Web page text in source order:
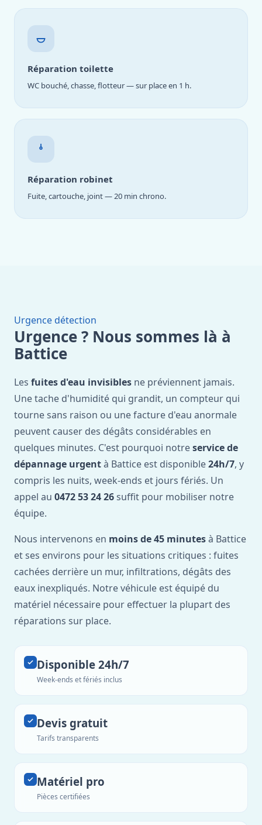
Réparation toilette
WC bouché, chasse, flotteur — sur place en 1 h.
Réparation robinet
Fuite, cartouche, joint — 20 min chrono.
Urgence détection
Urgence ? Nous sommes là à
Battice
Les fuites d'eau invisibles ne préviennent jamais.
Une tache d'humidité qui grandit, un compteur qui
tourne sans raison ou une facture d'eau anormale
peuvent causer des dégâts considérables en
quelques minutes. C'est pourquoi notreservice de
dépannage urgentà Battice est disponible24h/7, y
compris les nuits, week-ends et jours fériés. Un
appel au 0472 53 24 26 suffit pour mobiliser notre
équipe.
Nous intervenons en moins de 45 minutesà Battice
et ses environs pour les situations critiques : fuites
cachées derrière un mur, infiltrations, dégâts des
eaux inexpliqués. Notre véhicule est équipé du
matériel nécessaire pour effectuer la plupart des
réparations sur place.
Disponible 24h/7
Week-ends et fériés inclus
Devis gratuit
Tarifs transparents
Matériel pro
Pièces certifiées